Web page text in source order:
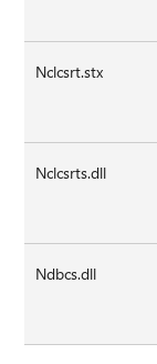
Nclcsrt.stx
Nclcsrts.dll
Ndbcs.dll